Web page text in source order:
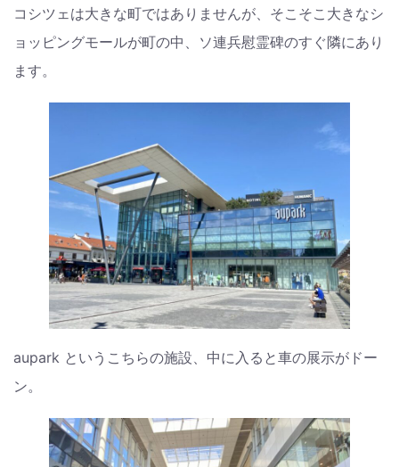
コシツェは大きな町ではありませんが、そこそこ大きなシ
ョッピングモールが町の中、ソ連兵慰霊碑のすぐ隣にあり
ます。
aupark というこちらの施設、中に入ると車の展示がドー
ン。